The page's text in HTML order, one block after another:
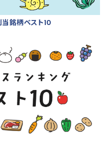
銘柄ベスト10